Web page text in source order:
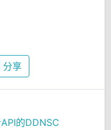
分享
的DDNSC